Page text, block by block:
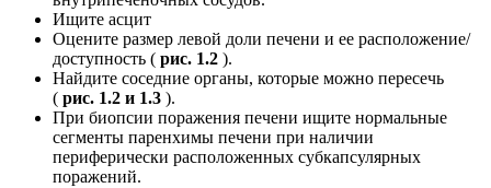
Ищите асцит
Оцените размер левой доли печени и ее расположение/
доступность ( рис. 1.2 ).
Найдите соседние органы, которые можно пересечь
( рис. 1.2 и 1.3 ).
При биопсии поражения печени ищите нормальные
сегменты паренхимы печени при наличии
периферически расположенных субкапсулярных
поражений.